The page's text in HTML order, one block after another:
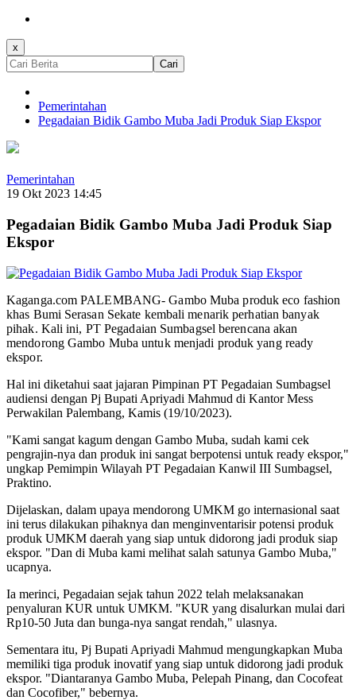
x
Cari
Pemerintahan
Pegadaian Bidik Gambo Muba Jadi Produk Siap Ekspor
Pemerintahan
19 Okt 2023 14:45
Pegadaian Bidik Gambo Muba Jadi Produk Siap
Ekspor
Kaganga.com PALEMBANG- Gambo Muba produk eco fashion
khas Bumi Serasan Sekate kembali menarik perhatian banyak
pihak. Kali ini, PT Pegadaian Sumbagsel berencana akan
mendorong Gambo Muba untuk menjadi produk yang ready
ekspor.
Hal ini diketahui saat jajaran Pimpinan PT Pegadaian Sumbagsel
audiensi dengan Pj Bupati Apriyadi Mahmud di Kantor Mess
Perwakilan Palembang, Kamis (19/10/2023).
"Kami sangat kagum dengan Gambo Muba, sudah kami cek
pengrajin-nya dan produk ini sangat berpotensi untuk ready ekspor,"
ungkap Pemimpin Wilayah PT Pegadaian Kanwil III Sumbagsel,
Praktino.
Dijelaskan, dalam upaya mendorong UMKM go internasional saat
ini terus dilakukan pihaknya dan menginventarisir potensi produk
produk UMKM daerah yang siap untuk didorong jadi produk siap
ekspor. "Dan di Muba kami melihat salah satunya Gambo Muba,"
ucapnya.
Ia merinci, Pegadaian sejak tahun 2022 telah melaksanakan
penyaluran KUR untuk UMKM. "KUR yang disalurkan mulai dari
Rp10-50 Juta dan bunga-nya sangat rendah," ulasnya.
Sementara itu, Pj Bupati Apriyadi Mahmud mengungkapkan Muba
memiliki tiga produk inovatif yang siap untuk didorong jadi produk
ekspor. "Diantaranya Gambo Muba, Pelepah Pinang, dan Cocofeat
dan Cocofiber," bebernya.